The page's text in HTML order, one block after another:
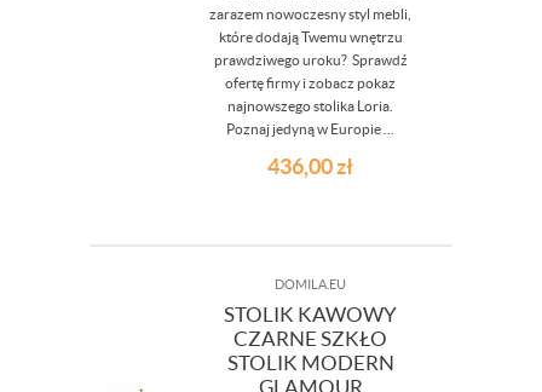
zarazem nowoczesny styl mebli,
które dodają Twemu wnętrzu
prawdziwego uroku? Sprawdź
ofertę firmy i zobacz pokaz
najnowszego stolika Loria.
Poznaj jedyną w Europie ...
436,00zł
DOMILA.EU
STOLIK KAWOWY
CZARNE SZKŁO
STOLIK MODERN
GLAMOUR